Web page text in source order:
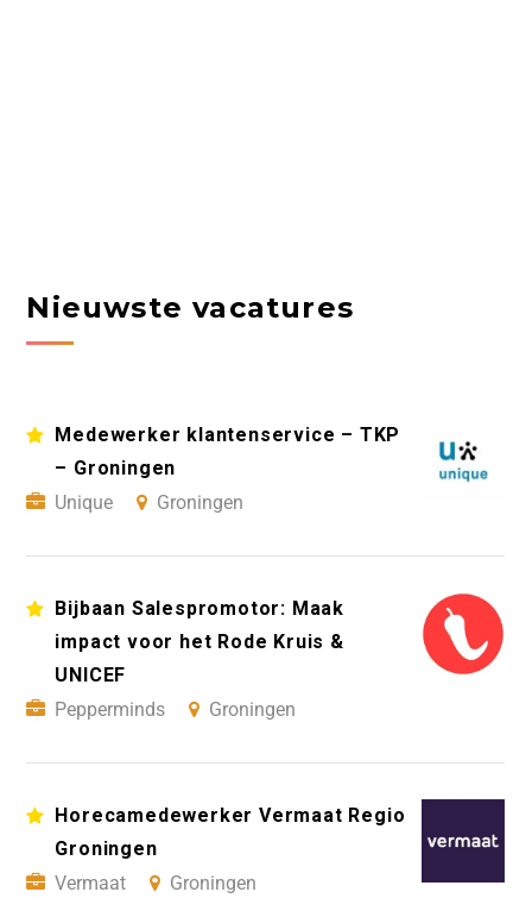
Nieuwste vacatures
Medewerker klantenservice – TKP
– Groningen
Unique
Groningen
Bijbaan Salespromotor: Maak
impact voor het Rode Kruis &
UNICEF
Pepperminds
Groningen
Horecamedewerker Vermaat Regio
Groningen
Vermaat
Groningen